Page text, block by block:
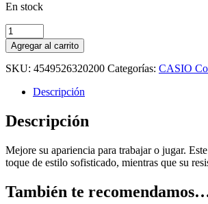
En stock
Agregar al carrito
SKU: 4549526320200 Categorías: CASIO
Descripción
Descripción
Mejore su apariencia para trabajar o jugar.
toque de estilo sofisticado, mientras que su
También te